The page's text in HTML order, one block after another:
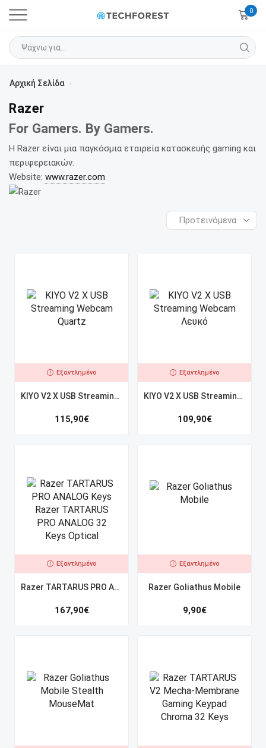
0
Αρχική Σελίδα ›
Razer
For Gamers. By Gamers.
Η Razer είναι μια παγκόσμια εταιρεία κατασκευής gaming και
περιφερειακών.
Website: www.razer.com
Εξαντλημένο
KIYO V2 X USB Streaming Webcam Quartz
115,90€
Εξαντλημένο
KIYO V2 X USB Streaming Webcam Λευκό
109,90€
Εξαντλημένο
Razer TARTARUS PRO ANALOG Keys Razer TARTARUS PRO ANALOG 32 Keys Optical
167,90€
Εξαντλημένο
Razer Goliathus Mobile
9,90€